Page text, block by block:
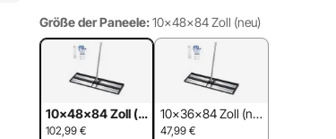
Größe der Paneele: 10x48x84 Zoll (neu)
10x48x84 Zoll (n
eu)
102,99 €
10x36x84 Zoll (ne
u)
47,99 €